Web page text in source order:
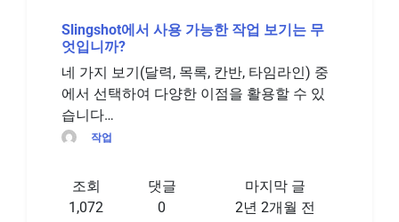
Slingshot에서 사용 가능한 작업 보기는 무
엇입니까?
네 가지 보기(달력, 목록, 칸반, 타임라인) 중
에서 선택하여 다양한 이점을 활용할 수 있
습니다…
작업
조회
1,072
댓글
0
마지막 글
2년 2개월 전